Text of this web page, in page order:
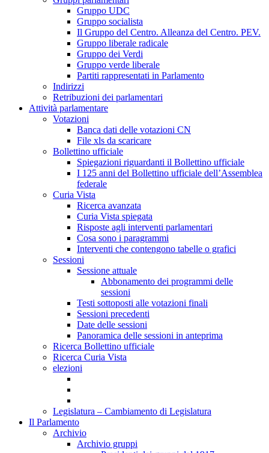
Gruppo UDC
Gruppo socialista
Il Gruppo del Centro. Alleanza del Centro. PEV.
Gruppo liberale radicale
Gruppo dei Verdi
Gruppo verde liberale
Partiti rappresentati in Parlamento
Indirizzi
Retribuzioni dei parlamentari
Attività parlamentare
Votazioni
Banca dati delle votazioni CN
File xls da scaricare
Bollettino ufficiale
Spiegazioni riguardanti il Bollettino ufficiale
I 125 anni del Bollettino ufficiale dell’Assemblea
federale
Curia Vista
Ricerca avanzata
Curia Vista spiegata
Risposte agli interventi parlamentari
Cosa sono i paragrammi
Interventi che contengono tabelle o grafici
Sessioni
Sessione attuale
Abbonamento dei programmi delle
sessioni
Testi sottoposti alle votazioni finali
Sessioni precedenti
Date delle sessioni
Panoramica delle sessioni in anteprima
Ricerca Bollettino ufficiale
Ricerca Curia Vista
elezioni
Legislatura – Cambiamento di Legislatura
Il Parlamento
Archivio
Archivio gruppi